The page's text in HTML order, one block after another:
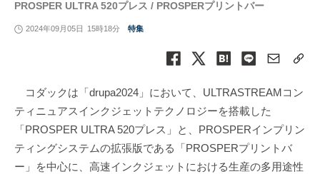
PROSPER ULTRA 520プレス / PROSPERプリントバー
2024年09月05日 15時18分 特集
コダックは「drupa2024」において、ULTRASTREAMコン
ティニュアスインクジェットテクノロジーを搭載した
「PROSPER ULTRA 520プレス」と、PROSPERインプリン
ティングシステムの拡張版である「PROSPERプリントバ
ー」を中心に、高速インクジェットにおける生産の多用途性